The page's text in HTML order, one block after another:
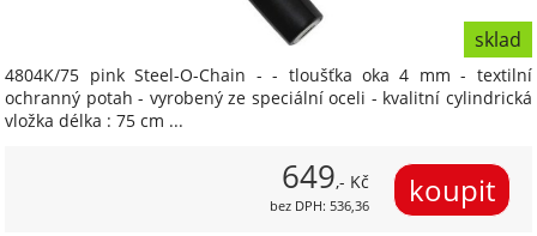
4804K/75 pink Steel-O-Chain - - tloušťka oka 4 mm - textilní
ochranný potah - vyrobený ze speciální oceli - kvalitní cylindrická
vložka délka : 75 cm ...
sklad
649,- Kč
bez DPH: 536,36